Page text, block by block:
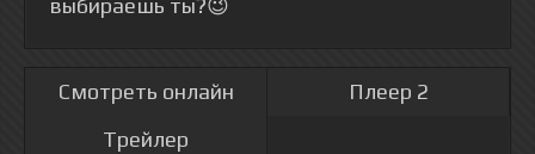
выбираешь ты?😉
Смотреть онлайн
Плеер 2
Трейлер